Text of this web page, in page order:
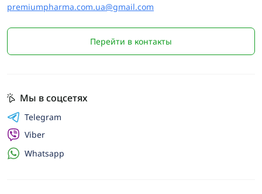
premiumpharma.com.ua@gmail.com
Перейти в контакты
Мы в соцсетях
Telegram
Viber
Whatsapp